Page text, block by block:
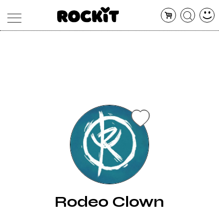
Rodeo Clown